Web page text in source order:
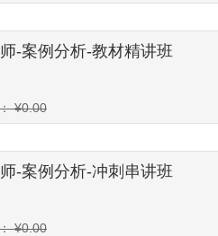
-案例分析-教材精讲班
¥0.00
-案例分析-冲刺串讲班
¥0.00